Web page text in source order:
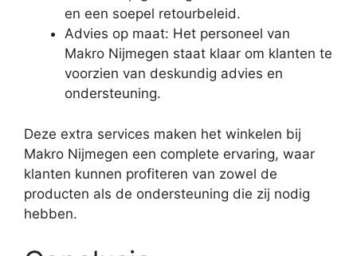
en een soepel retourbeleid.
Advies op maat: Het personeel van
Makro Nijmegen staat klaar om klanten te
voorzien van deskundig advies en
ondersteuning.
Deze extra services maken het winkelen bij
Makro Nijmegen een complete ervaring, waar
klanten kunnen profiteren van zowel de
producten als de ondersteuning die zij nodig
hebben.